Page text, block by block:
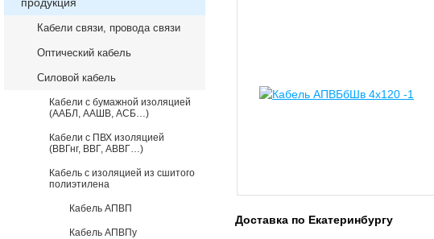
Кабели связи, провода связи
Оптический кабель
Силовой кабель
Кабели с бумажной изоляцией
(ААБЛ, ААШВ, АСБ…)
Кабели с ПВХ изоляцией
(ВВГнг, ВВГ, АВВГ…)
Кабель с изоляцией из сшитого
полиэтилена
Кабель АПВП
Кабель АПВПу
Доставка по Екатеринбургу